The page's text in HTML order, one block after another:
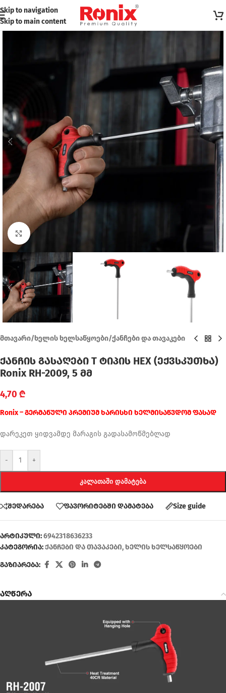
Skip to navigation
Skip to main content
Click to enlarge
მთავარი/ხელის ხელსაწყოები/ქანჩები და თავაკები
ქანჩის გასაღები T ტიპის HEX (ექვსკუთხა)
Ronix RH-2009, 5 მმ
4,70 ₾
Ronix – გერმანული პრემიუმ ხარისხი ხელმისაწვდომ ფასად
დარეკეთ ყიდვამდე მარაგის გადასამოწმებლად
- +
ᲙᲐᲚᲐᲗᲐᲨᲘ ᲓᲐᲛᲐᲢᲔᲑᲐ
შედარება ფავორიტებში დამატება Size guide
არტიკული:6942318636233
კატეგორია:ქანჩები და თავაკები,ხელის ხელსაწყოები
გაზიარება:
აღწერა